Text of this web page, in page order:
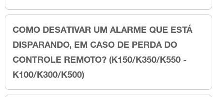
COMO DESATIVAR UM ALARME QUE ESTÁ
DISPARANDO, EM CASO DE PERDA DO
CONTROLE REMOTO? (K150/K350/K550 -
K100/K300/K500)